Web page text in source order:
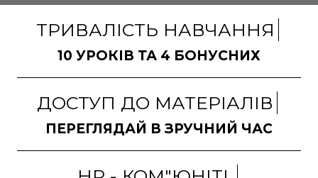
ТРИВАЛІСТЬ НАВЧАННЯ
10 УРОКІВ ТА 4 БОНУСНИХ
ДОСТУП ДО МАТЕРІАЛІВ
ПЕРЕГЛЯДАЙ В ЗРУЧНИЙ ЧАС